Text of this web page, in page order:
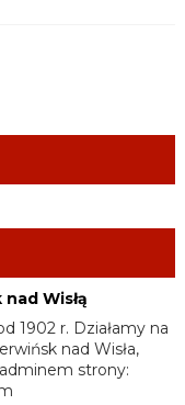
nad Wisłą
1902 r. Działamy na
nad Wisła,
strony: